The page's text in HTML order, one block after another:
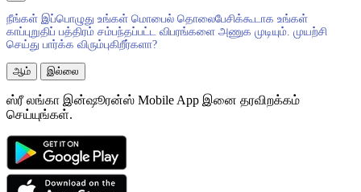
நீங்கள் இப்பொழுது உங்கள் மொபைல் தொலைபேசிக்கூடாக உங்கள்
காப்புறுதிப் பத்திரம் சம்பந்தப்பட்ட விபரங்களை அணுக முடியும். முயற்சி
செய்து பார்க்க விரும்புகிறீர்களா?
ஆம் இல்லை
ஸ்ரீ லங்கா இன்ஷூரன்ஸ் Mobile App இனை தரவிறக்கம்
செய்யுங்கள்.